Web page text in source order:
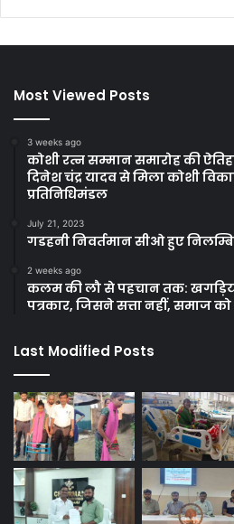
Most Viewed Posts
3 weeks ago
कोशी रत्न सम्मान समारोह की
दिनेश चंद्र यादव से मिला कोशी
प्रतिनिधिमंडल
July 21, 2023
गडहनी निवर्तमान सीओ हुए
2 weeks ago
कलम की लौ से पहचान तक:
पत्रकार, जिसने सत्ता नहीं, समाज
Last Modified Posts